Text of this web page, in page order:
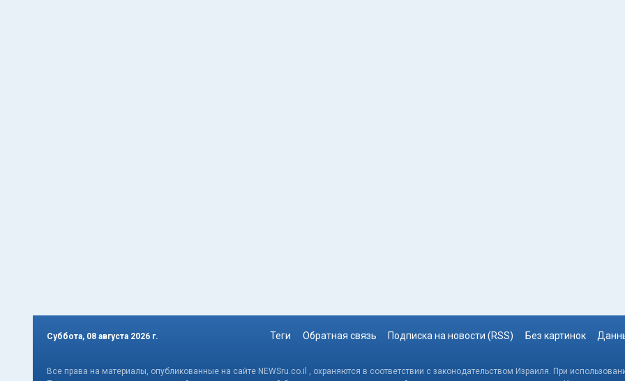
Суббота, 08 августа 2026 г. Теги Обратная связь Подписка на новости (RSS) Без картинок
Все права на материалы, опубликованные на сайте NEWSru.co.il , охраняются в соответствии с законодательством Израиля. При